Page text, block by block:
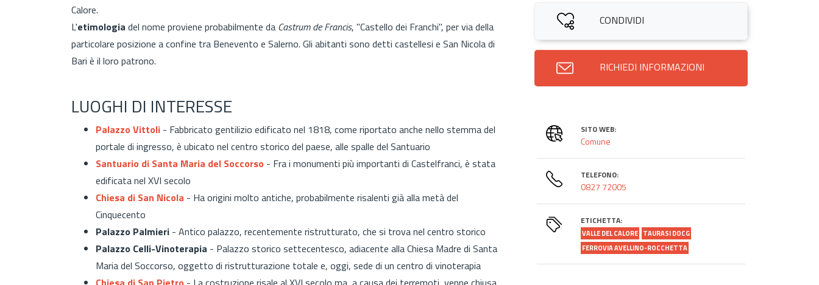
Calore.
L'etimologia del nome proviene probabilmente da Castrum de Francis, "Castello dei Franchi", per via della
particolare posizione a confine tra Benevento e Salerno. Gli abitanti sono detti castellesi e San Nicola di
Bari è il loro patrono.
LUOGHI DI INTERESSE
Palazzo Vittoli - Fabbricato gentilizio edificato nel 1818, come riportato anche nello stemma del
portale di ingresso, è ubicato nel centro storico del paese, alle spalle del Santuario
Santuario di Santa Maria del Soccorso - Fra i monumenti più importanti di Castelfranci, è stata
edificata nel XVI secolo
Chiesa di San Nicola - Ha origini molto antiche, probabilmente risalenti già alla metà del
Cinquecento
Palazzo Palmieri - Antico palazzo, recentemente ristrutturato, che si trova nel centro storico
Palazzo Celli-Vinoterapia - Palazzo storico settecentesco, adiacente alla Chiesa Madre di Santa
Maria del Soccorso, oggetto di ristrutturazione totale e, oggi, sede di un centro di vinoterapia
CONDIVIDI
RICHIEDI INFORMAZIONI
SITO WEB:
Comune
TELEFONO:
0827 72005
ETICHETTA:
VALLE DEL CALORE TAURASI DOCG
FERROVIA AVELLINO-ROCCHETTA